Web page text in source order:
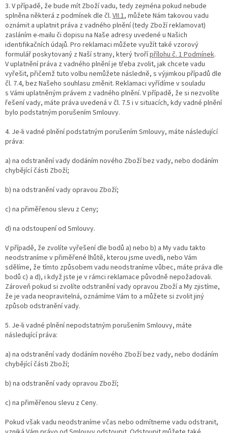
3. V případě, že bude mít Zboží vadu, tedy zejména pokud nebude
splněna některá z podmínek dle čl. VII.1, můžete Nám takovou vadu
oznámit a uplatnit práva z vadného plnění (tedy Zboží reklamovat)
zasláním e-mailu či dopisu na Naše adresy uvedené u Našich
identifikačních údajů. Pro reklamaci můžete využít také vzorový
formulář poskytovaný z Naší strany, který tvořípřílohu č. 1 Podmínek.
V uplatnění práva z vadného plnění je třeba zvolit, jak chcete vadu
vyřešit, přičemž tuto volbu nemůžete následně, s výjimkou případů dle
čl. 7.4, bez Našeho souhlasu změnit. Reklamaci vyřídíme v souladu
s Vámi uplatněným právem z vadného plnění. V případě, že si nezvolíte
řešení vady, máte práva uvedená v čl. 7.5 i v situacích, kdy vadné plnění
bylo podstatným porušením Smlouvy.
4. Je-li vadné plnění podstatným porušením Smlouvy, máte následující
práva:
a) na odstranění vady dodáním nového Zboží bez vady, nebo dodáním
chybějící části Zboží;
b) na odstranění vady opravou Zboží;
c) na přiměřenou slevu z Ceny;
d) na odstoupení od Smlouvy.
V případě, že zvolíte vyřešení dle bodů a) nebo b) a My vadu takto
neodstraníme v přiměřené lhůtě, kterou jsme uvedli, nebo Vám
sdělíme, že tímto způsobem vadu neodstraníme vůbec, máte práva dle
bodů c) a d), i když jste je v rámci reklamace původně nepožadovali.
Zároveň pokud si zvolíte odstranění vady opravou Zboží a My zjistíme,
že je vada neopravitelná, oznámíme Vám to a můžete si zvolit jiný
způsob odstranění vady.
5. Je-li vadné plnění nepodstatným porušením Smlouvy, máte
následující práva:
a) na odstranění vady dodáním nového Zboží bez vady, nebo dodáním
chybějící části Zboží;
b) na odstranění vady opravou Zboží;
c) na přiměřenou slevu z Ceny.
Pokud však vadu neodstraníme včas nebo odmítneme vadu odstranit,